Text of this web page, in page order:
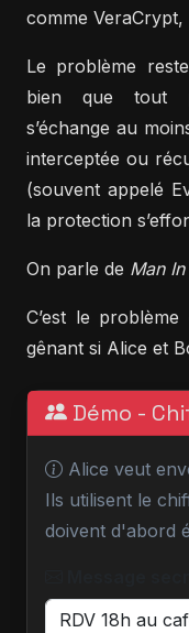
comme
Le problème
bien que tout
s’échange au
interceptée ou
(souvent appelé
la protection
On parle de Man
C’est le problème
gênant si Alice et
Démo -
Alice veut
Ils utilisent le
doivent d'abord